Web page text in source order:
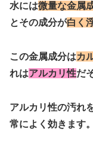
水には微量な金属
とその成分が白く
この金属成分はカ
れはアルカリ性だ
アルカリ性の汚れ
常によく効きます。